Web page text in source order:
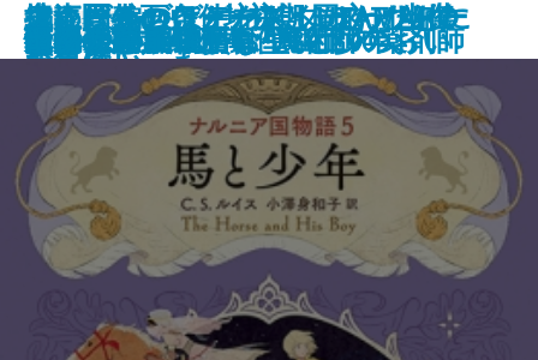
ナルニア国物語6 魔術師のおい
ゆるやかに生贄は
町内会死者蘇生事件
荒地の家族
鬼にきんつば─坊主と同心、幽世
しらべ─
大江戸春画ウォーズ UTAMARO
伝
編めば編むほどわたしはわたしに
なっていった
捜査圏外の条件─初期ミステリ傑
作集(三)─
夏日狂想
チャールズ・デクスター・ウォー
ド事件
文庫電子書籍あり
ナルニア国物語5 馬と少年
罪の水際
あやかしの仇討ち 幽世の薬剤師
街とその不確かな壁〔上〕
街とその不確かな壁〔下〕
天路の旅人〔上〕
天路の旅人〔下〕
怪物
田沼と蔦重
ヤクザの子